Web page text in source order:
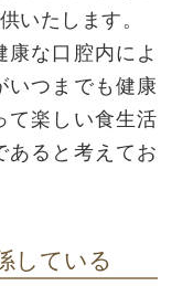
いたします。
な口腔内によ
いつまでも健康
て楽しい食生活
あると考えてお
している